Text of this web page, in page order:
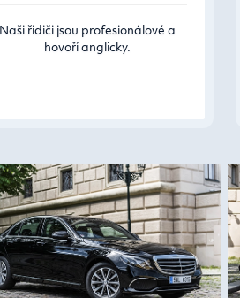
Naši řidiči jsou profesionálové a
hovoří anglicky.